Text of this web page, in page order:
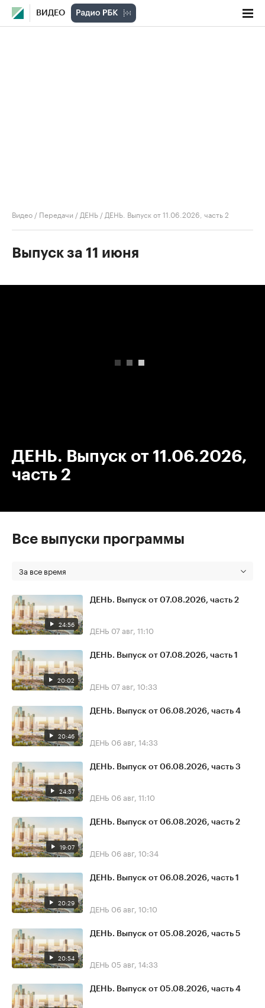
ВИДЕО
Видео / Передачи / ДЕНЬ / ДЕНЬ. Выпуск от 11.06.2026, часть 2
Выпуск за 11 июня
ДЕНЬ. Выпуск от 11.06.2026,
часть 2
Все выпуски программы
За все время
24:56
ДЕНЬ. Выпуск от 07.08.2026, часть 2
ДЕНЬ 07 авг, 11:10
20:02
ДЕНЬ. Выпуск от 07.08.2026, часть 1
ДЕНЬ 07 авг, 10:33
20:46
ДЕНЬ. Выпуск от 06.08.2026, часть 4
ДЕНЬ 06 авг, 14:33
24:57
ДЕНЬ. Выпуск от 06.08.2026, часть 3
ДЕНЬ 06 авг, 11:10
19:07
ДЕНЬ. Выпуск от 06.08.2026, часть 2
ДЕНЬ 06 авг, 10:34
20:29
ДЕНЬ. Выпуск от 06.08.2026, часть 1
ДЕНЬ 06 авг, 10:10
20:54
ДЕНЬ. Выпуск от 05.08.2026, часть 5
ДЕНЬ 05 авг, 14:33
ДЕНЬ. Выпуск от 05.08.2026, часть 4